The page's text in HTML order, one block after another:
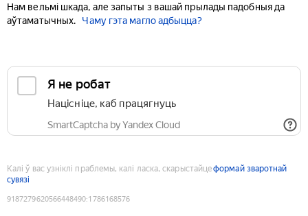
Нам вельмі шкада, але запыты з вашай прылады падобныя да
аўтаматычных.
Чаму гэта магло адбыцца?
Я не робат
Націсніце, каб працягнуць
SmartCaptcha by Yandex Cloud
Калі ў вас узніклі праблемы, калі ласка, скарыстайцеформай зваротнай
сувязі
9187279620566448490:1786168576